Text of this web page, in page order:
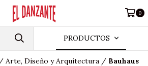
0
PRODUCTOS
/ Arte, Diseño y Arquitectura / Bauhaus